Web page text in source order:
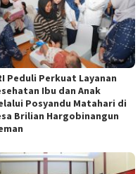
Peduli Perkuat Layanan
Ibu dan Anak
Posyandu Matahari di
Brilian Hargobinangun